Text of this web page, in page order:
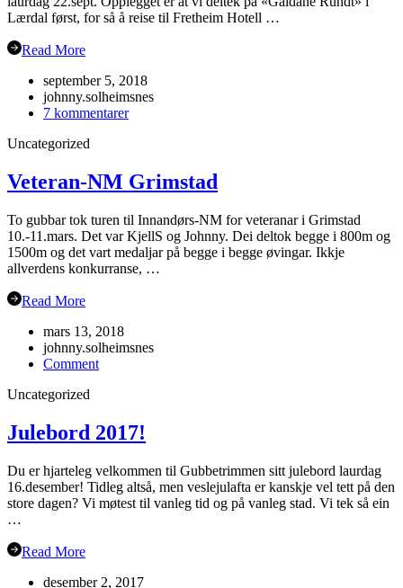
Lærdal først, for så å reise til Fretheim Hotell …
Read More
september 5, 2018
johnny.solheimsnes
7 kommentarertil
Uncategorized
Veteran-NM Grimstad
To gubbar tok turen til Innandørs-NM for veteranar i Grimstad
10.-11.mars. Det var KjellS og Johnny. Dei deltok begge i 800m og
1500m og det vart medaljar på begge i begge øvingar. Ikkje
allverdens konkurranse, …
Read More
mars 13, 2018
johnny.solheimsnes
Commenton
Uncategorized
Julebord 2017!
Du er hjarteleg velkommen til Gubbetrimmen sitt julebord laurdag
16.desember! Tidleg altså, men veslejulafta er kanskje vel tett på den
store dagen? Vi møtest til vanleg tid og på vanleg stad. Vi tek så ein
…
Read More
desember 2, 2017